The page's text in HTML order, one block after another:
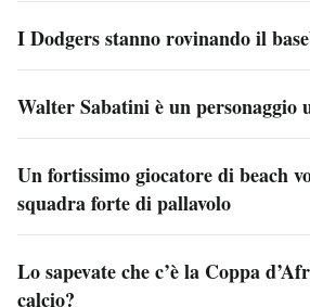
I Dodgers stanno rovinando il
Walter Sabatini è un personaggio
Un fortissimo giocatore di beach
squadra forte di pallavolo
Lo sapevate che c’è la Coppa
calcio?